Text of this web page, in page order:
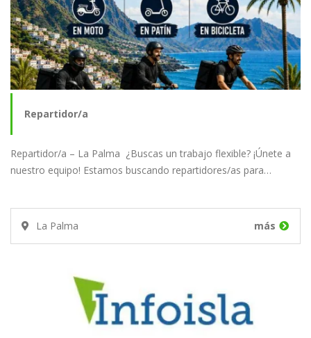
Repartidor/a
Repartidor/a – La Palma ¿Buscas un trabajo flexible? ¡Únete a
nuestro equipo! Estamos buscando repartidores/as para…
La Palma más